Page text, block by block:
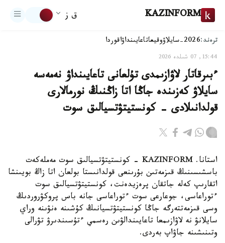
KAZINFORM ق ز
ترەند:2026-سايلاۋ وقيعاتاعايىنداۋاقوردا
15:44, 07 شىلدە 2026
ءبىرقاتار لاۋازىمدى تۇلعانى تاعايىنداۋ نەمەسە
سايلاۋ كەزىندە جاڭا اتا زاڭنىڭ نورمالارى
قولدانىلادى - كونستيتۋتسيالىق سوت
استانا. KAZINFORM - كونستيتۋتسيالىق سوت مەملەكەت
باسشىسىنىڭ قىزمەتىن بۇرىنعى قولدانىستا بولعان اتا زاڭ بويىنشا
اتقارىپ كەلە جاتقان پرەزيدەنت، كونستيتۋتسيالىق سوت
ءتوراعاسى، جوعارعى سوت ءتوراعاسى جانە باس پروكۋروردىڭ
وسى قىزمەتتەرگە جاڭا كونستيتۋتسيانىڭ كۇشىنە ەنۋىنە وراي
سايلانۋ نە لاۋازىمعا تاعايىندالۋىن رەسمي ءتۇسىندىرۋ تۋرالى
وتىنىشىنە جاۋاپ بەردى.